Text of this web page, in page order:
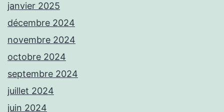
janvier 2025
décembre 2024
novembre 2024
octobre 2024
septembre 2024
juillet 2024
juin 2024